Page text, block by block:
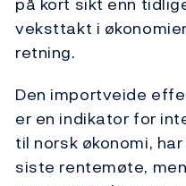
veksttakt i
retning.
Den importveide
er en indikator for
til norsk økonomi,
siste rentemøte,